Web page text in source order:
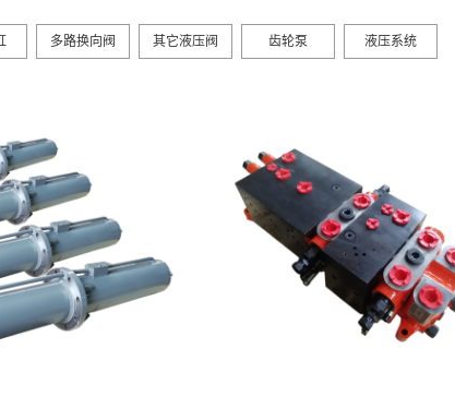
多路换向阀 其它液压阀 齿轮泵 液压系统